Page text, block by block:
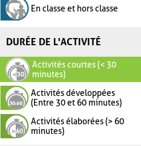
En classe et hors classe
DURÉE DE L'ACTIVITÉ
Activités courtes (< 30
minutes)
Activités développées
(Entre 30 et 60 minutes)
Activités élaborées (> 60
minutes)